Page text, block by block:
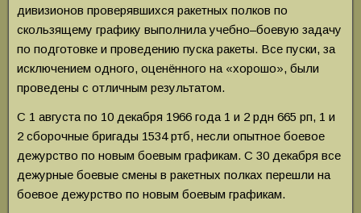
дивизионов проверявшихся ракетных полков по
скользящему графику выполнила учебно–боевую задачу
по подготовке и проведению пуска ракеты. Все пуски, за
исключением одного, оценённого на «хорошо», были
проведены с отличным результатом.
С 1 августа по 10 декабря 1966 года 1 и 2 рдн 665 рп, 1 и
2 сборочные бригады 1534 ртб, несли опытное боевое
дежурство по новым боевым графикам. С 30 декабря все
дежурные боевые смены в ракетных полках перешли на
боевое дежурство по новым боевым графикам.